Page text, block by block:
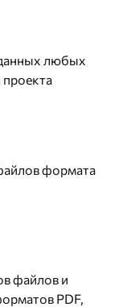
любых
формата
файлов и
PDF,